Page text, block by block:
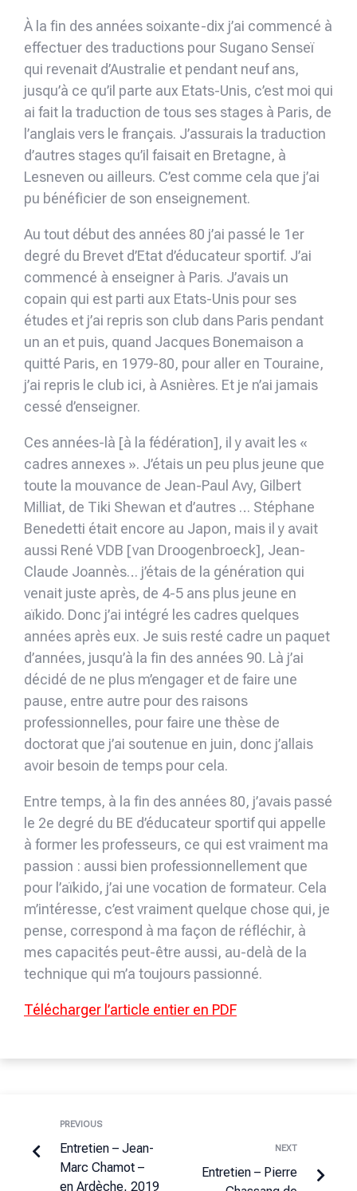
À la fin des années soixante-dix j’ai commencé à
effectuer des traductions pour Sugano Senseï
qui revenait d’Australie et pendant neuf ans,
jusqu’à ce qu’il parte aux Etats-Unis, c’est moi qui
ai fait la traduction de tous ses stages à Paris, de
l’anglais vers le français. J’assurais la traduction
d’autres stages qu’il faisait en Bretagne, à
Lesneven ou ailleurs. C’est comme cela que j’ai
pu bénéficier de son enseignement.
Au tout début des années 80 j’ai passé le 1er
degré du Brevet d’Etat d’éducateur sportif. J’ai
commencé à enseigner à Paris. J’avais un
copain qui est parti aux Etats-Unis pour ses
études et j’ai repris son club dans Paris pendant
un an et puis, quand Jacques Bonemaison a
quitté Paris, en 1979-80, pour aller en Touraine,
j’ai repris le club ici, à Asnières. Et je n’ai jamais
cessé d’enseigner.
Ces années-là [à la fédération], il y avait les «
cadres annexes ». J’étais un peu plus jeune que
toute la mouvance de Jean-Paul Avy, Gilbert
Milliat, de Tiki Shewan et d’autres … Stéphane
Benedetti était encore au Japon, mais il y avait
aussi René VDB [van Droogenbroeck], Jean-
Claude Joannès… j’étais de la génération qui
venait juste après, de 4-5 ans plus jeune en
aïkido. Donc j’ai intégré les cadres quelques
années après eux. Je suis resté cadre un paquet
d’années, jusqu’à la fin des années 90. Là j’ai
décidé de ne plus m’engager et de faire une
pause, entre autre pour des raisons
professionnelles, pour faire une thèse de
doctorat que j’ai soutenue en juin, donc j’allais
avoir besoin de temps pour cela.
Entre temps, à la fin des années 80, j’avais passé
le 2e degré du BE d’éducateur sportif qui appelle
à former les professeurs, ce qui est vraiment ma
passion : aussi bien professionnellement que
pour l’aïkido, j’ai une vocation de formateur. Cela
m’intéresse, c’est vraiment quelque chose qui, je
pense, correspond à ma façon de réfléchir, à
mes capacités peut-être aussi, au-delà de la
technique qui m’a toujours passionné.
Télécharger l’article entier en PDF
PREVIOUS
Entretien – Jean-
Marc Chamot –
en Ardèche, 2019
NEXT
Entretien – Pierre